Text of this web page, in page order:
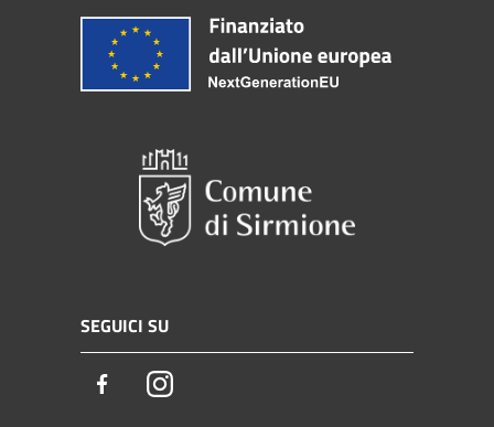
SEGUICI SU
FacebookInstagram